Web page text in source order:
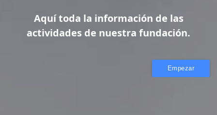
Aquí toda la información de las
actividades de nuestra fundación.
Empezar